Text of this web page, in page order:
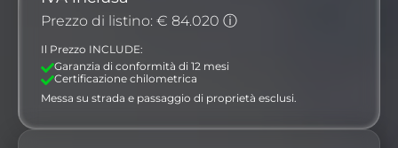
Prezzo di listino: € 84.020 ⓘ
Il Prezzo INCLUDE:
Garanzia di conformità di 12 mesi
Certificazione chilometrica
Messa su strada e passaggio di proprietà esclusi.